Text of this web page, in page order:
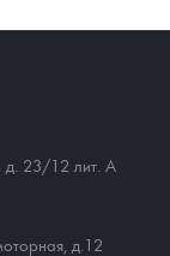
д. 23/12 лит. А
д.12